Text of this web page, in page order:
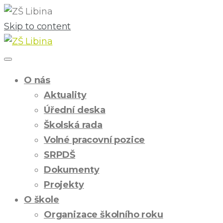
Skip to content
O nás
Aktuality
Úřední deska
Školská rada
Volné pracovní pozice
SRPDŠ
Dokumenty
Projekty
O škole
Organizace školního roku